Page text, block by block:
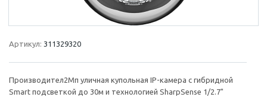
Артикул: 311329320
Производител2Мп уличная купольная IP-камера с гибридной
Smart подсветкой до 30м и технологией SharpSense 1/2.7"